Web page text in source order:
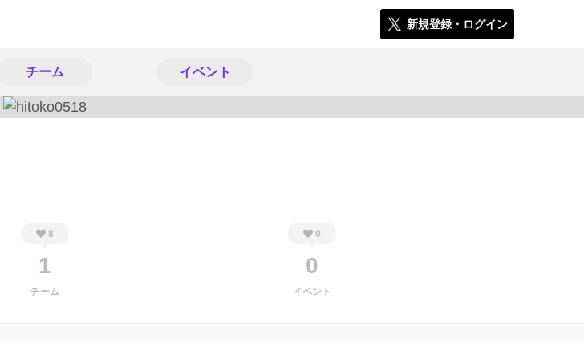
新規登録・ログイン
チーム イベント
8
1
チーム
0
0
イベント